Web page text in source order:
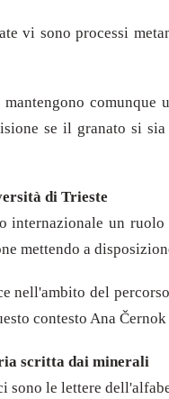
vi sono processi
comunque
se il granato si
di Trieste
internazionale un
mettendo a
nell'ambito del
contesto Ana
scritta dai minerali
sono le lettere